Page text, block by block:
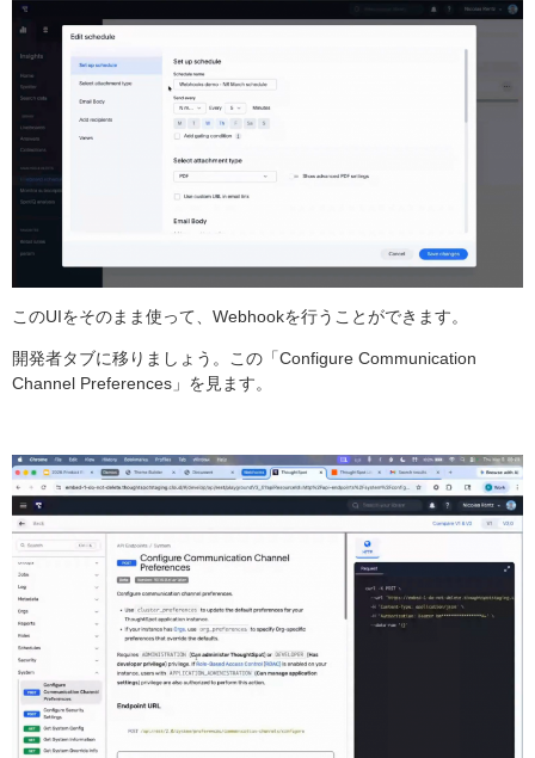
このUIをそのまま使って、Webhookを行うことができます。
開発者タブに移りましょう。この「Configure Communication
Channel Preferences」を見ます。